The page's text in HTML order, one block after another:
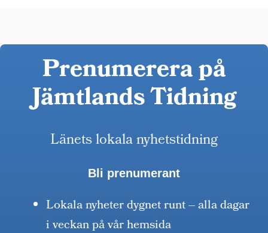
Prenumerera på
Jämtlands Tidning
Länets lokala nyhetstidning
Bli prenumerant
Lokala nyheter dygnet runt – alla dagar
i veckan på vår hemsida